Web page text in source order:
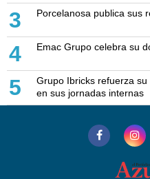
3 Porcelanosa publica sus
4 Emac Grupo celebra su
5
Grupo Ibricks refuerza
en sus jornadas internas